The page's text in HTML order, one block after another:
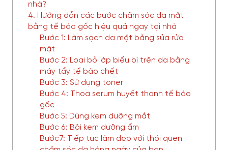
nhà?
4. Hướng dẫn các bước chăm sóc da mặt
bằng tế bào gốc hiệu quả ngay tại nhà
Bước 1: Làm sạch da mặt bằng sửa rửa
mặt
Bước 2: Loại bỏ lớp biểu bì trên da bằng
máy tẩy tế bào chết
Bước 3: Sử dụng toner
Bước 4: Thoa serum huyết thanh tế bào
gốc
Bước 5: Dùng kem dưỡng mắt
Bước 6: Bôi kem dưỡng ẩm
Bước7: Tiếp tục làm đẹp với thói quen